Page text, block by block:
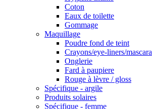
Coton
Eaux de toilette
Gommage
Maquillage
Poudre fond de teint
Crayons/eye-liners/mascara
Onglerie
Fard à paupiere
Rouge à lèvre / gloss
Spécifique - argile
Produits solaires
Spécifique - femme